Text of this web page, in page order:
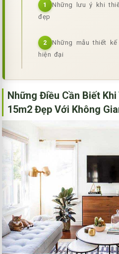
1
Những lưu ý khi
đẹp
2
Những mẫu thiết
hiện đại
Những Điều Cần Biết
15m2 Đẹp Với Không